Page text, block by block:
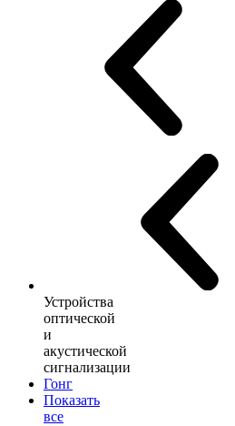
Устройства
оптической
и
акустической
сигнализации
Гонг
Показать
все